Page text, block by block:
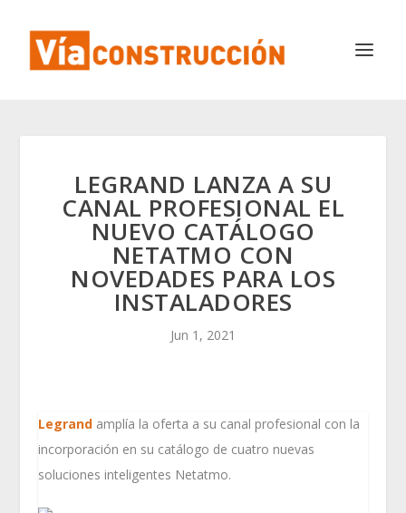
LEGRAND LANZA A SU
CANAL PROFESIONAL EL
NUEVO CATÁLOGO
NETATMO CON
NOVEDADES PARA LOS
INSTALADORES
Jun 1, 2021
Legrand amplía la oferta a su canal profesional con la
incorporación en su catálogo de cuatro nuevas
soluciones inteligentes Netatmo.